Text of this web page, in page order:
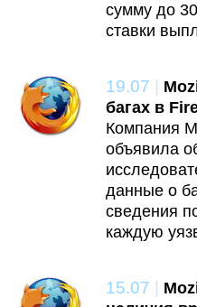
сумму до
ставки
19.07 |
багах в
Компания
объявила
данные о
сведения
каждую
15.07 |